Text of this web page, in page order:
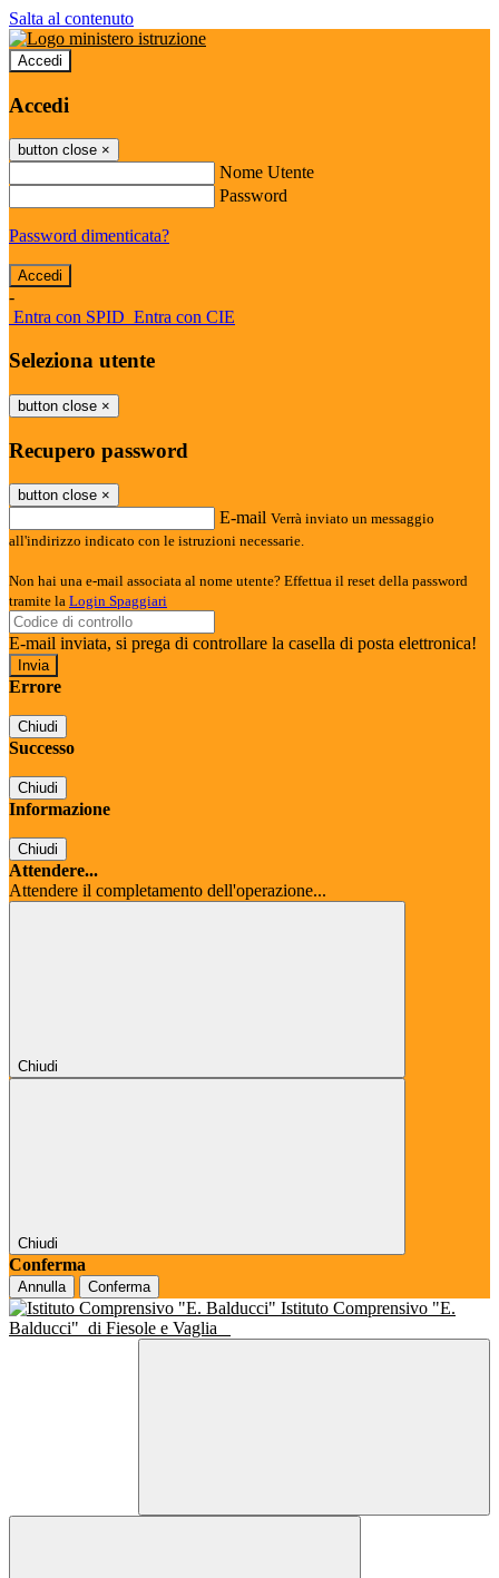
Salta al contenuto
Accedi
Accedi
button close ×
Nome Utente
Password
Password dimenticata?
-
Entra con SPID Entra con CIE
Seleziona utente
button close ×
Recupero password
button close ×
E-mail Verrà inviato un messaggio
all'indirizzo indicato con le istruzioni necessarie.
Non hai una e-mail associata al nome utente? Effettua il reset della password
tramite la Login Spaggiari
E-mail inviata, si prega di controllare la casella di posta elettronica!
Errore
Chiudi
Successo
Chiudi
Informazione
Chiudi
Attendere...
Attendere il completamento dell'operazione...
Chiudi
Chiudi
Conferma
Annulla Conferma
Istituto Comprensivo "E.
Balducci" di Fiesole e Vaglia